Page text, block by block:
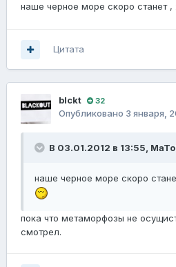
наше черное море скоро станет
Цитата
blckt 32
Опубликовано 3 января,
В 03.01.2012 в 13:55,
наше черное море скоро
пока что метаморфозы не
смотрел.